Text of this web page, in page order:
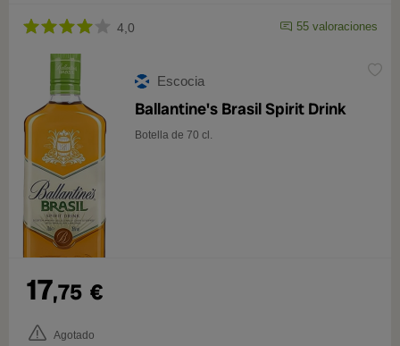
4,0 55 valoraciones
Escocia
Ballantine's Brasil Spirit Drink
Botella de 70 cl.
17,75 €
Agotado